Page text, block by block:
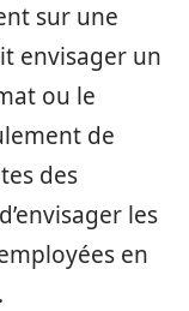
sur une
envisager un
ou le
de
des
les
en